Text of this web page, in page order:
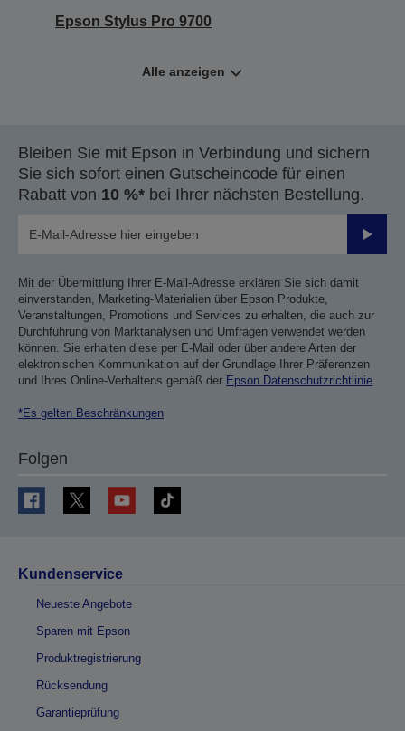
Epson Stylus Pro 9700
Alle anzeigen
Bleiben Sie mit Epson in Verbindung und sichern
Sie sich sofort einen Gutscheincode für einen
Rabatt von 10 %* bei Ihrer nächsten Bestellung.
Mit der Übermittlung Ihrer E-Mail-Adresse erklären Sie sich damit
einverstanden, Marketing-Materialien über Epson Produkte,
Veranstaltungen, Promotions und Services zu erhalten, die auch zur
Durchführung von Marktanalysen und Umfragen verwendet werden
können. Sie erhalten diese per E-Mail oder über andere Arten der
elektronischen Kommunikation auf der Grundlage Ihrer Präferenzen
und Ihres Online-Verhaltens gemäß der Epson Datenschutzrichtlinie
*Es gelten Beschränkungen
Folgen
Kundenservice
Neueste Angebote
Sparen mit Epson
Produktregistrierung
Rücksendung
Garantieprüfung